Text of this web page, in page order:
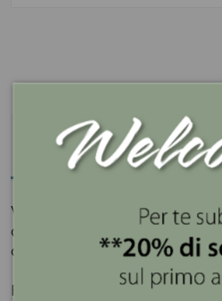
Descrizione
Vaso in vetro satinato dalla
decorazione in Giallo Pastello
d'arredo per allestire con estro
Hervit è molto conosciuta nel